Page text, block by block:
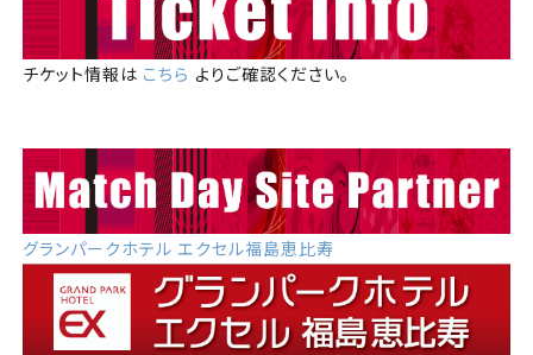
チケット情報は こちら よりご確認ください。
グランパークホテル エクセル福島恵比寿